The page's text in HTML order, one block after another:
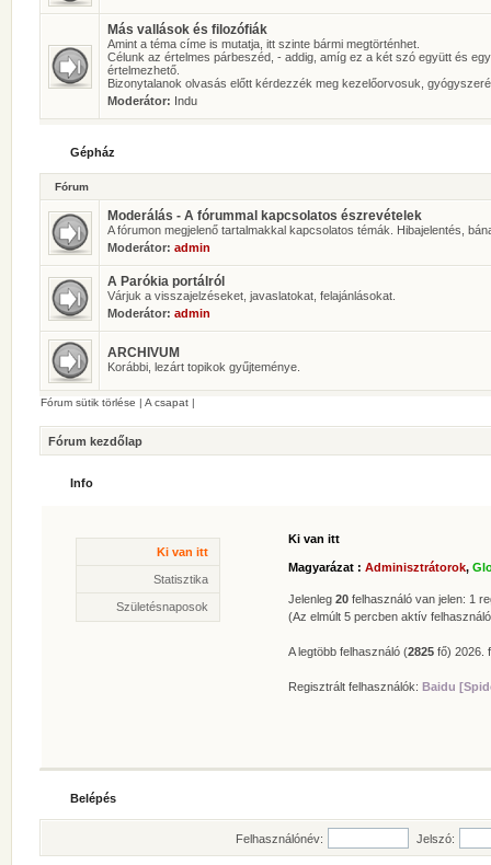
Más vallások és filozófiák
Amint a téma címe is mutatja, itt szinte bármi megtörténhet.
Célunk az értelmes párbeszéd, - addig, amíg ez a két szó együtt és
értelmezhető.
Bizonytalanok olvasás előtt kérdezzék meg kezelőorvosuk,
Moderátor: Indu
Gépház
Fórum
Moderálás - A fórummal kapcsolatos észrevételek
A fórumon megjelenő tartalmakkal kapcsolatos témák. Hibajelentés,
Moderátor: admin
A Parókia portálról
Várjuk a visszajelzéseket, javaslatokat, felajánlásokat.
Moderátor: admin
ARCHIVUM
Korábbi, lezárt topikok gyűjteménye.
Fórum sütik törlése | A csapat |
Fórum kezdőlap
Info
Ki van itt
Ki van itt
Magyarázat : Adminisztrátorok,
Jelenleg 20 felhasználó van jelen: 1
(Az elmúlt 5 percben aktív
A legtöbb felhasználó (2825 fő) 2026.
Regisztrált felhasználók: Baidu
Statisztika
Statisztika
* Hozzászólások száma:
62629
* Témák száma:
* Felhasználók száma: 606
* Legújabb regisztrált tagunk:Zolee
Születésnaposok
Belépés
Felhasználónév: Jelszó: